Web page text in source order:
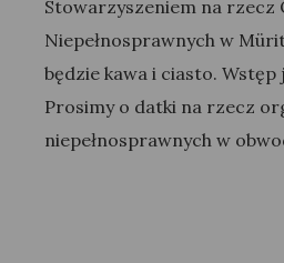
Stowarzyszeniem na rzecz
Niepełnosprawnych w
będzie kawa i ciasto. Wstęp
Prosimy o datki na rzecz
niepełnosprawnych w